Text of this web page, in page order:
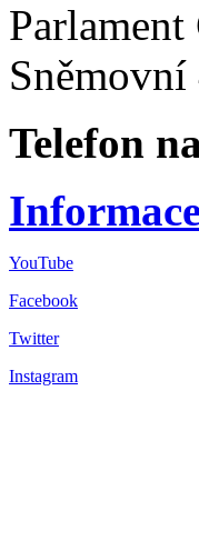
Sněmovní
Telefon
YouTube
Facebook
Twitter
Instagram